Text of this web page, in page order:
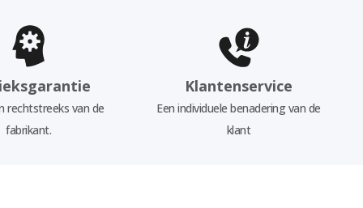
rechtstreeks van de
fabrikant.
Klantenservice
Een individuele benadering van de
klant